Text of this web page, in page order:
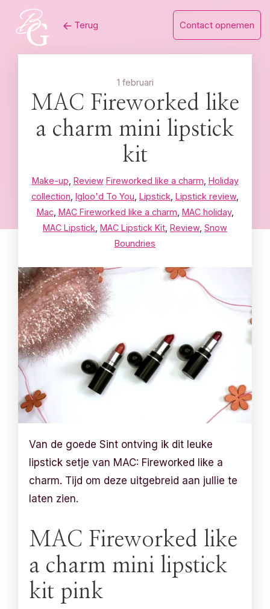
content
Terug Contact opnemen
1 februari
MAC Fireworked like
a charm mini lipstick
kit
Make-up Review Fireworked like a charm Holiday
collection Igloo'd To You Lipstick Lipstick review,
Mac, MAC Fireworked like a charm MAC holiday,
MAC Lipstick MAC Lipstick Kit Review, Snow
Boundries
Van de goede Sint ontving ik dit leuke
lipstick setje van MAC: Fireworked like a
charm. Tijd om deze uitgebreid aan jullie te
laten zien.
MAC Fireworked like
a charm mini lipstick
kit pink